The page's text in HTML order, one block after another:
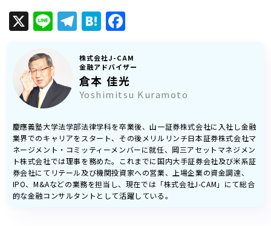
X LineTelegram
Hatena
Facebook
株式会社J-CAM
金融アドバイザー
倉本 佳光
Yoshimitsu Kuramoto
慶應義塾大学法学部法律学科を卒業後、山一証券株式会社に入社し金融
業界でのキャリアをスタート、その後メリルリンチ日本証券株式会社マ
ネージメント・コミッティーメンバーに就任、岡三アセットマネジメン
ト株式会社では理事を務めた。これまでに国内大手証券会社及び米系証
券会社にてリテール及び機関投資家への営業、上場企業の資金調達、
IPO、M&Aなどの業務を担当し、現在では「株式会社J-CAM」にて総合
的な金融コンサルタントとして活躍している。